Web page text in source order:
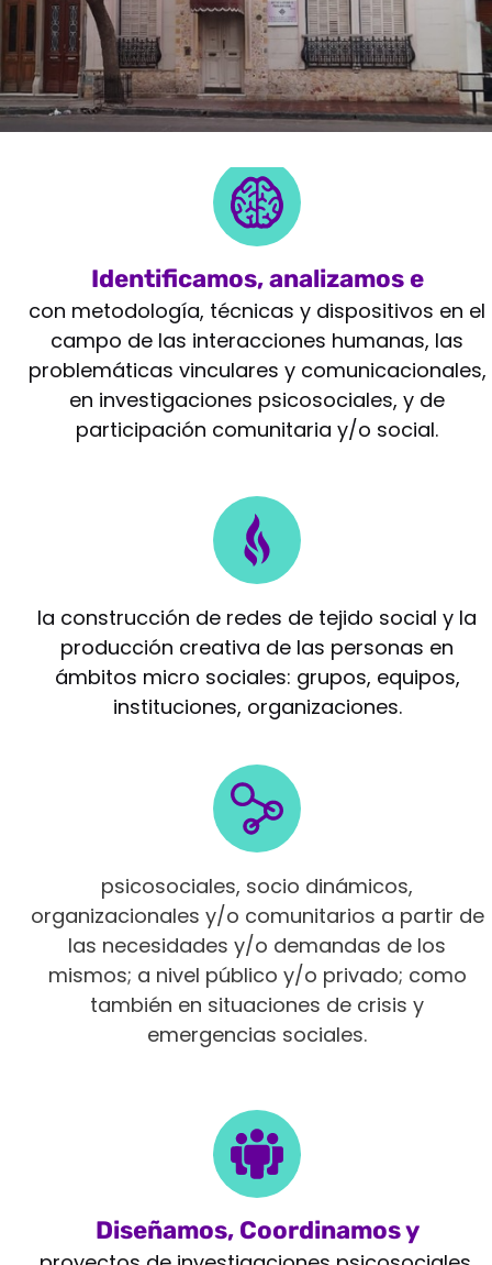
Identificamos, analizamos e
intervenimos
con metodología, técnicas y dispositivos en el
campo de las interacciones humanas, las
problemáticas vinculares y comunicacionales,
en investigaciones psicosociales, y de
participación comunitaria y/o social.
Potenciamos
la construcción de redes de tejido social y la
producción creativa de las personas en
ámbitos micro sociales: grupos, equipos,
instituciones, organizaciones.
Intervenimos en diferentes ámbitos
psicosociales, socio dinámicos,
organizacionales y/o comunitarios a partir de
las necesidades y/o demandas de los
mismos; a nivel público y/o privado; como
también en situaciones de crisis y
emergencias sociales.
Diseñamos, Coordinamos y